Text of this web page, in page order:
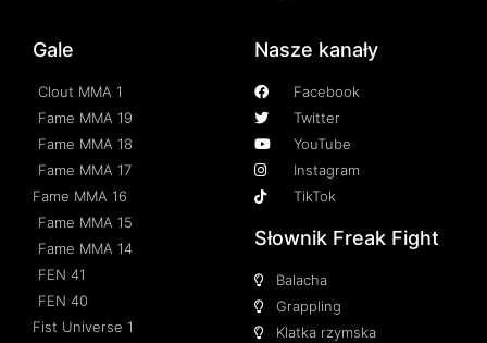
Gale
Clout MMA 1
Fame MMA 19
Fame MMA 18
Fame MMA 17
Fame MMA 16
Fame MMA 15
Fame MMA 14
FEN 41
FEN 40
Fist Universe 1
Nasze kanały
Facebook
Twitter
YouTube
Instagram
TikTok
Słownik Freak Fight
Balacha
Grappling
Klatka rzymska